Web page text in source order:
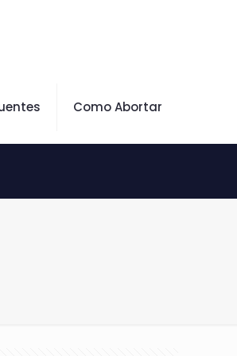
Como Abortar